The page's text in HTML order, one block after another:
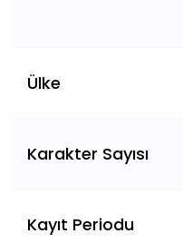
Ülke
Karakter Sayısı
Kayıt Periodu